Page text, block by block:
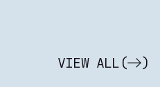
VIEW ALL( )